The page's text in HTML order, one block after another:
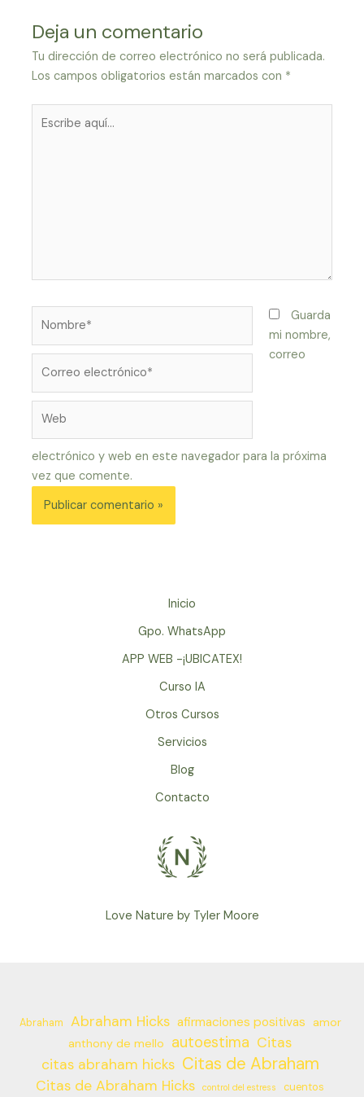
Deja un comentario
Tu dirección de correo electrónico no será publicada.
Los campos obligatorios están marcados con *
aquí...
electrónico*
Guarda
mi nombre,
correo
electrónico y web en este navegador para la próxima
vez que comente.
Inicio
Gpo. WhatsApp
APP WEB -¡UBICATEX!
Curso IA
Otros Cursos
Servicios
Blog
Contacto
Love Nature by Tyler Moore
Abraham Abraham Hicks afirmaciones positivas
amor
anthony de mello
autoestima Citas
citas abraham hicks Citas de Abraham
Citas de Abraham Hicks control del estress cuentos